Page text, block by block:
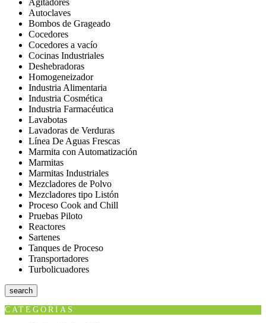
Autoclaves
Bombos de Grageado
Cocedores
Cocedores a vacío
Cocinas Industriales
Deshebradoras
Homogeneizador
Industria Alimentaria
Industria Cosmética
Industria Farmacéutica
Lavabotas
Lavadoras de Verduras
Línea De Aguas Frescas
Marmita con Automatización
Marmitas
Marmitas Industriales
Mezcladores de Polvo
Mezcladores tipo Listón
Proceso Cook and Chill
Pruebas Piloto
Reactores
Sartenes
Tanques de Proceso
Transportadores
Turbolicuadores
search
CATEGORÍAS